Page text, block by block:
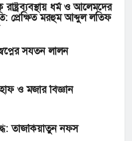
ধর্ম ও আলেমদের
প্রেক্ষিত মরহুম আব্দুল লতিফ
সযতন লালন
ও মজার বিজ্ঞান
তাজকিয়াতুন নফস